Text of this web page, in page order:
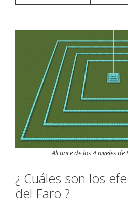
Alcance de los 4 niveles
¿ Cuáles son los
del Faro ?